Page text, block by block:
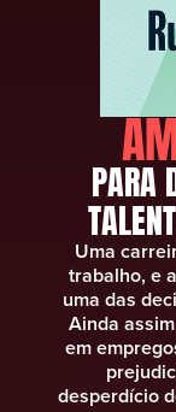
PARA
Uma
trabalho, e
uma das
Ainda
em
desperdício